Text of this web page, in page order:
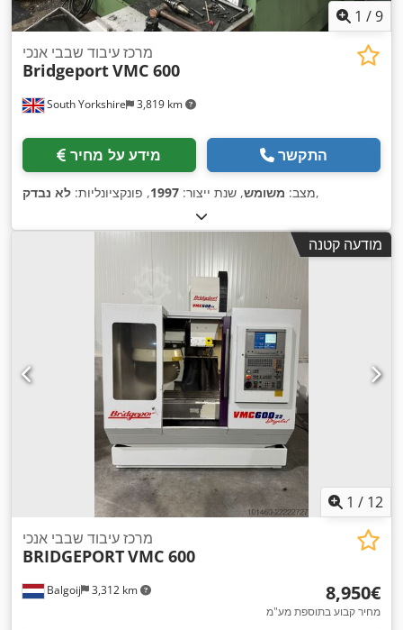
1 /9
South Yorkshire 3,819 km
מרכז עיבוד שבבי אנכי
BridgeportVMC 600
מידע על מחיר התקשר
מצב: משומש, שנת ייצור: 1997, פונקציונליות: לא נבדק ,
מודעה קטנה
1 / 12
Balgoij 3,312 km
מרכז עיבוד שבבי אנכי
BRIDGEPORTVMC 600
‏8,950 ‏€
מחיר קבוע בתוספת מע"מ